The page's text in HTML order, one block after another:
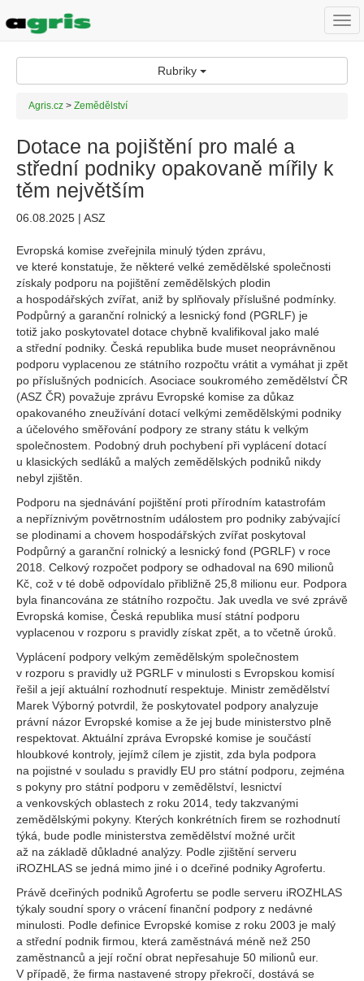
Rubriky
Agris.cz > Zemědělství
Dotace na pojištění pro malé a
střední podniky opakovaně mířily k
těm největším
06.08.2025 | ASZ
Evropská komise zveřejnila minulý týden zprávu,
ve které konstatuje, že některé velké zemědělské společnosti
získaly podporu na pojištění zemědělských plodin
a hospodářských zvířat, aniž by splňovaly příslušné podmínky.
Podpůrný a garanční rolnický a lesnický fond (PGRLF) je
totiž jako poskytovatel dotace chybně kvalifikoval jako malé
a střední podniky. Česká republika bude muset neoprávněnou
podporu vyplacenou ze státního rozpočtu vrátit a vymáhat ji zpět
po příslušných podnicích. Asociace soukromého zemědělství ČR
(ASZ ČR) považuje zprávu Evropské komise za důkaz
opakovaného zneužívání dotací velkými zemědělskými podniky
a účelového směřování podpory ze strany státu k velkým
společnostem. Podobný druh pochybení při vyplácení dotací
u klasických sedláků a malých zemědělských podniků nikdy
nebyl zjištěn.
Podporu na sjednávání pojištění proti přírodním katastrofám
a nepříznivým povětrnostním událostem pro podniky zabývající
se plodinami a chovem hospodářských zvířat poskytoval
Podpůrný a garanční rolnický a lesnický fond (PGRLF) v roce
2018. Celkový rozpočet podpory se odhadoval na 690 milionů
Kč, což v té době odpovídalo přibližně 25,8 milionu eur. Podpora
byla financována ze státního rozpočtu. Jak uvedla ve své zprávě
Evropská komise, Česká republika musí státní podporu
vyplacenou v rozporu s pravidly získat zpět, a to včetně úroků.
Vyplácení podpory velkým zemědělským společnostem
v rozporu s pravidly už PGRLF v minulosti s Evropskou komisí
řešil a její aktuální rozhodnutí respektuje. Ministr zemědělství
Marek Výborný potvrdil, že poskytovatel podpory analyzuje
právní názor Evropské komise a že jej bude ministerstvo plně
respektovat. Aktuální zpráva Evropské komise je součástí
hloubkové kontroly, jejímž cílem je zjistit, zda byla podpora
na pojistné v souladu s pravidly EU pro státní podporu, zejména
s pokyny pro státní podporu v zemědělství, lesnictví
a venkovských oblastech z roku 2014, tedy takzvanými
zemědělskými pokyny. Kterých konkrétních firem se rozhodnutí
týká, bude podle ministerstva zemědělství možné určit
až na základě důkladné analýzy. Podle zjištění serveru
iROZHLAS se jedná mimo jiné i o dceřiné podniky Agrofertu.
Právě dceřiných podniků Agrofertu se podle serveru iROZHLAS
týkaly soudní spory o vrácení finanční podpory z nedávné
minulosti. Podle definice Evropské komise z roku 2003 je malý
a střední podnik firmou, která zaměstnává méně než 250
zaměstnanců a její roční obrat nepřesahuje 50 milionů eur.
V případě, že firma nastavené stropy překročí, dostává se